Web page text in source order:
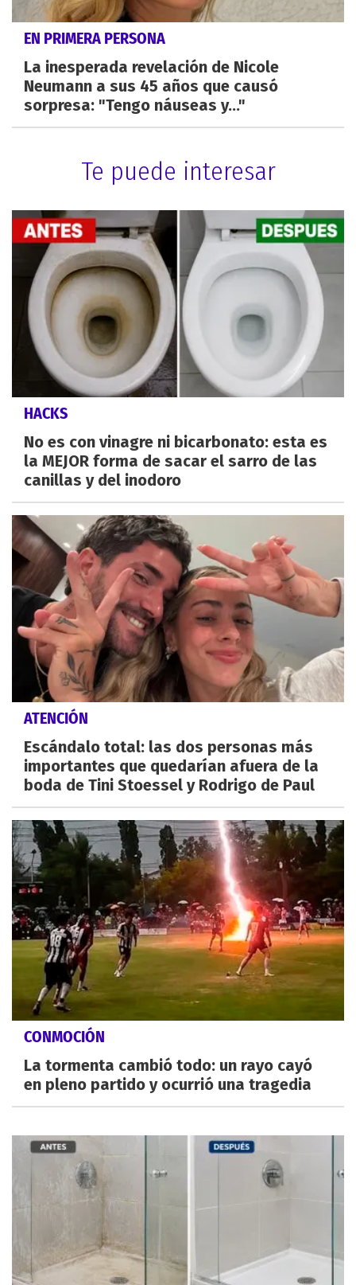
EN PRIMERA PERSONA
La inesperada revelación de Nicole
Neumann a sus 45 años que causó
sorpresa: "Tengo náuseas y..."
Te puede interesar
HACKS
No es con vinagre ni bicarbonato: esta es
la MEJOR forma de sacar el sarro de las
canillas y del inodoro
ATENCIÓN
Escándalo total: las dos personas más
importantes que quedarían afuera de la
boda de Tini Stoessel y Rodrigo de Paul
CONMOCIÓN
La tormenta cambió todo: un rayo cayó
en pleno partido y ocurrió una tragedia